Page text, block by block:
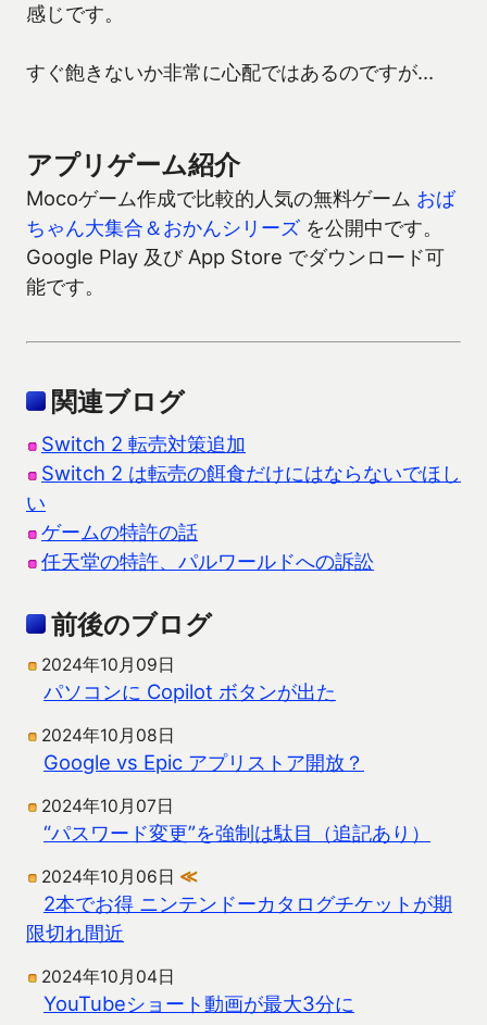
感じです。
すぐ飽きないか非常に心配ではあるのですが…
アプリゲーム紹介
Mocoゲーム作成で比較的人気の無料ゲーム おば
ちゃん大集合＆おかんシリーズ を公開中です。
Google Play 及び App Store でダウンロード可
能です。
関連ブログ
Switch 2 転売対策追加
Switch 2 は転売の餌食だけにはならないでほし
い
ゲームの特許の話
任天堂の特許、パルワールドへの訴訟
前後のブログ
2024年10月09日
パソコンに Copilot ボタンが出た
2024年10月08日
Google vs Epic アプリストア開放？
2024年10月07日
“パスワード変更”を強制は駄目（追記あり）
2024年10月06日 ≪
2本でお得 ニンテンドーカタログチケットが期
限切れ間近
2024年10月04日
YouTubeショート動画が最大3分に